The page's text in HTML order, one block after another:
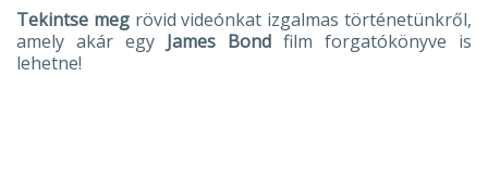
Tekintse megrövid videónkat izgalmas történetünkről,
amely akár egy James Bond film forgatókönyve is
lehetne!